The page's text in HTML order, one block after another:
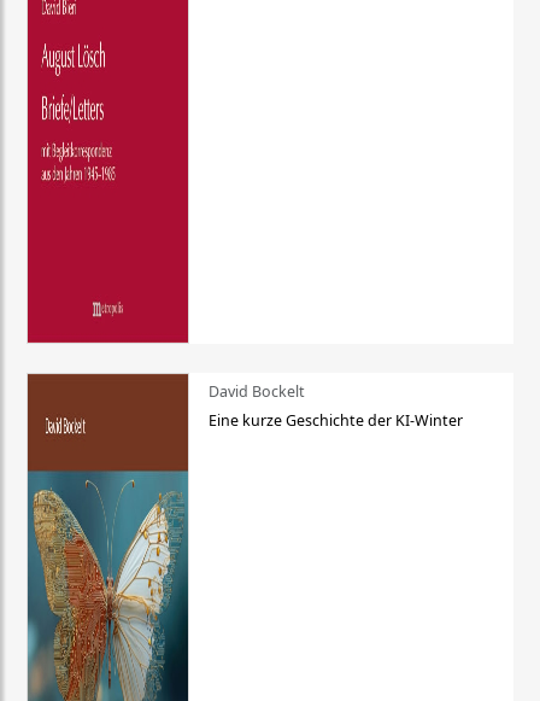
David Bockelt
Eine kurze Geschichte der KI-Winter